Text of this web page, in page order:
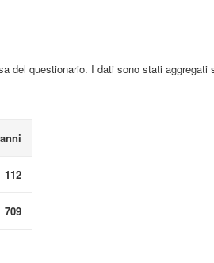
del questionario. I dati sono stati aggregati
112
709